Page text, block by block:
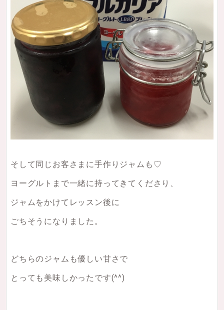
そして同じお客さまに手作りジャムも♡
ヨーグルトまで一緒に持ってきてくださり、
ジャムをかけてレッスン後に
ごちそうになりました。
どちらのジャムも優しい甘さで
とっても美味しかったです(^^)